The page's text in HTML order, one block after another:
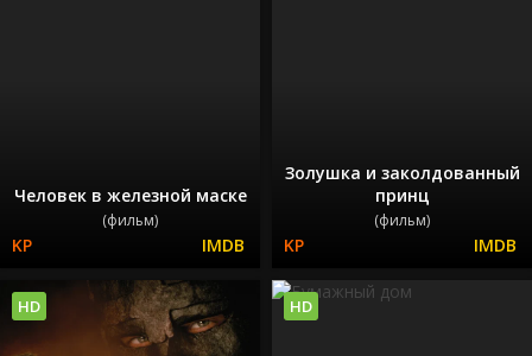
Человек в железной маске
(фильм)
Золушка и заколдованный
принц
(фильм)
HD HD